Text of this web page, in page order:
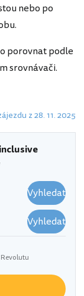
nebo po
porovnat podle
srovnávači.
z 28. 11. 2025
Vyhledat
Vyhledat